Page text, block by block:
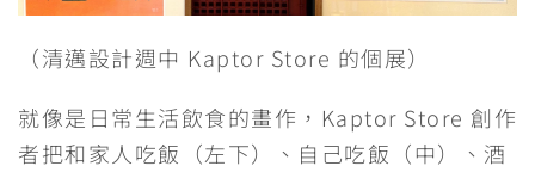
（清邁設計週中 Kaptor Store 的個展）
就像是日常生活飲食的畫作，Kaptor Store 創作
者把和家人吃飯（左下）、自己吃飯（中）、酒